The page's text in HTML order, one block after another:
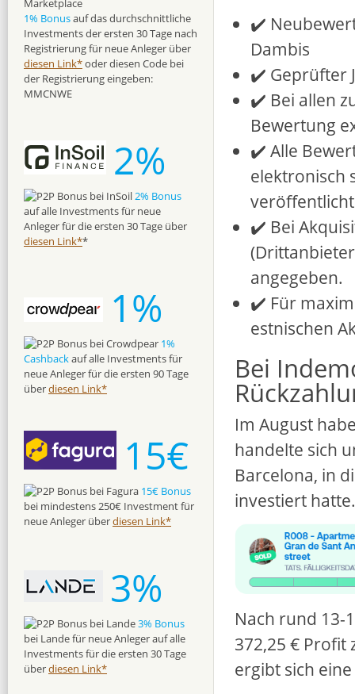
✔️
Dambis
✔️ Geprüfter
✔️ Bei allen
Bewertung
✔️ Alle
elektronisch
✔️ Bei
angegeben.
✔️ Für
estnischen
Bei
Im August
handelte sich
Barcelona, in
investiert hatte.
Nach rund 13-
372,25 € Profit
ergibt sich
1% Bonusauf das durchschnittliche
Investments der ersten 30 Tage nach
Registrierung für neue Anleger über
diesen Link*oder diesen Code bei
der Registrierung eingeben:
MMCNWE
2%
2% Bonus
auf alle Investments für neue
Anleger für die ersten 30 Tage über
diesen Link**
1%
1%
Cashbackauf alle Investments für
neue Anleger für die ersten 90 Tage
überdiesen Link*
15€
15€ Bonus
bei mindestens 250€ Investment für
neue Anleger überdiesen Link*
3%
3% Bonus
bei Lande für neue Anleger auf alle
Investments für die ersten 30 Tage
überdiesen Link*